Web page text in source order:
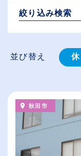
絞り込み検索
並び替え
（
秋田市